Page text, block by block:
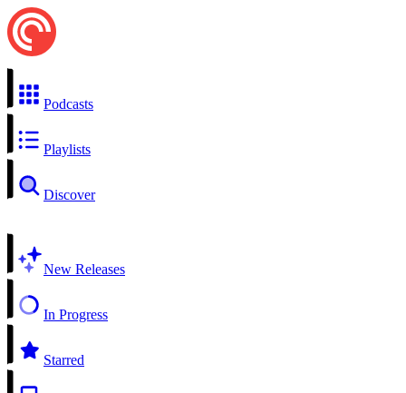
Podcasts
Playlists
Discover
New Releases
In Progress
Starred